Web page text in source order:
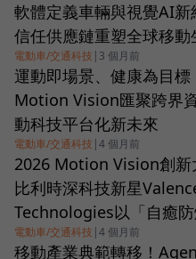
軟體定義車輛與視覺AI新
信任供應鏈重塑全球移動
電動車/交通科技 | 3 個月前
運動即場景、健康為目標
Motion Vision匯聚跨界
動科技平台化新未來
電動車/交通科技 |4 個月前
2026 Motion Vision創新
比利時深科技新星
Technologies以「自癒
電動車/交通科技 |4 個月前
移動產業典範轉移！